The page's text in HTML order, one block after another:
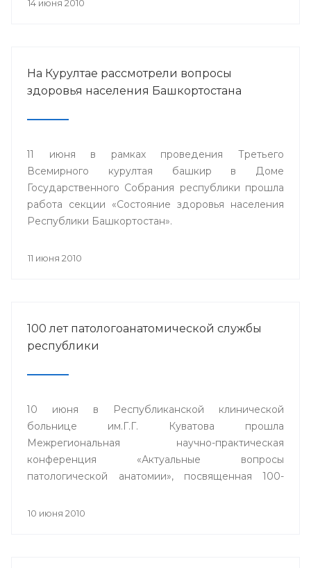
14 июня 2010
На Курултае рассмотрели вопросы
здоровья населения Башкортостана
11 июня в рамках проведения Третьего
Всемирного курултая башкир в Доме
Государственного Собрания республики прошла
работа секции «Состояние здоровья населения
Республики Башкортостан».
11 июня 2010
100 лет патологоанатомической службы
республики
10 июня в Республиканской клинической
больнице им.Г.Г. Куватова прошла
Межрегиональная научно-практическая
конференция «Актуальные вопросы
патологической анатомии», посвященная 100-
Республики Башкортостан.
10 июня 2010